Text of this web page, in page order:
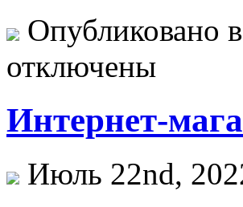
Опубликовано
отключены
Интернет-
Июль 22nd,